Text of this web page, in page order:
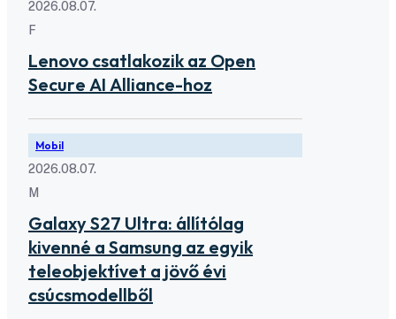
2026.08.07.
F
Lenovo csatlakozik az Open
Secure AI Alliance-hoz
Mobil
2026.08.07.
M
Galaxy S27 Ultra: állítólag
kivenné a Samsung az egyik
teleobjektívet a jövő évi
csúcsmodellből